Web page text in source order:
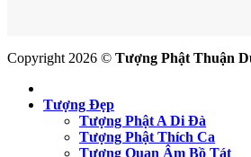
Copyright 2026 © Tượng Phật Thuận
Tượng Đẹp
Tượng Phật A Di Đà
Tượng Phật Thích Ca
Tượng Quan Âm Bồ Tát